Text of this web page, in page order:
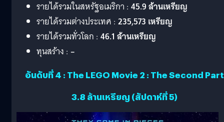
รายได้รวมในสหรัฐอเมริกา : 45.9 ล้านเหรียญ
รายได้รวมต่างประเทศ : 235,573 เหรียญ
รายได้รวมทั่วโลก : 46.1 ล้านเหรียญ
ทุนสร้าง : –
อันดับที่ 4 : The LEGO Movie 2 : The Second Part
3.8 ล้านเหรียญ (สัปดาห์ที่ 5)